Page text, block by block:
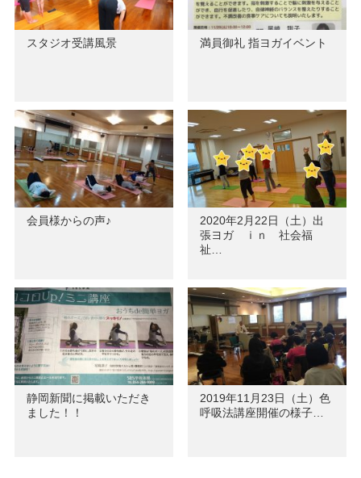
スタジオ受講風景 満員御礼 指ヨガイベント
会員様からの声♪
2020年2月22日（土）出
張ヨガ ｉｎ 社会福
祉…
静岡新聞に掲載いただき
ました！！
2019年11月23日（土）色
呼吸法講座開催の様子…